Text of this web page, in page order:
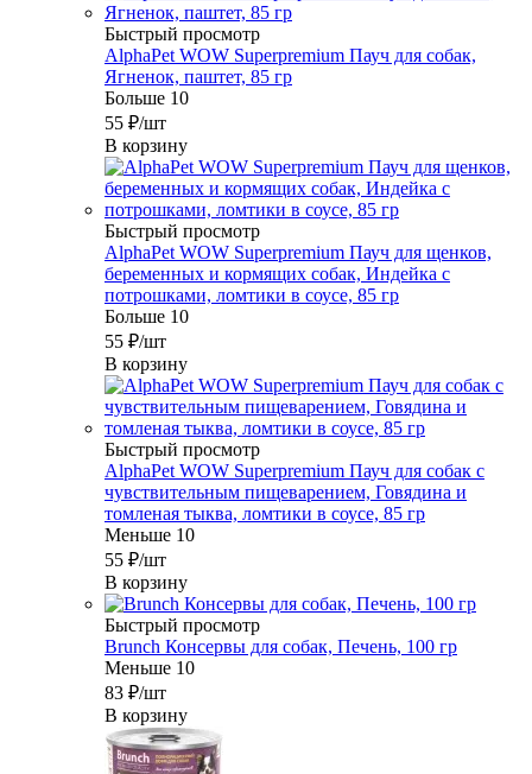
Быстрый просмотр
AlphaPet WOW Superpremium Пауч для собак,
Ягненок, паштет, 85 гр
Больше 10
55 ₽/шт
В корзину
Быстрый просмотр
AlphaPet WOW Superpremium Пауч для щенков,
беременных и кормящих собак, Индейка с
потрошками, ломтики в соусе, 85 гр
Больше 10
55 ₽/шт
В корзину
Быстрый просмотр
AlphaPet WOW Superpremium Пауч для собак с
чувствительным пищеварением, Говядина и
томленая тыква, ломтики в соусе, 85 гр
Меньше 10
55 ₽/шт
В корзину
Быстрый просмотр
Brunch Консервы для собак, Печень, 100 гр
Меньше 10
83 ₽/шт
В корзину